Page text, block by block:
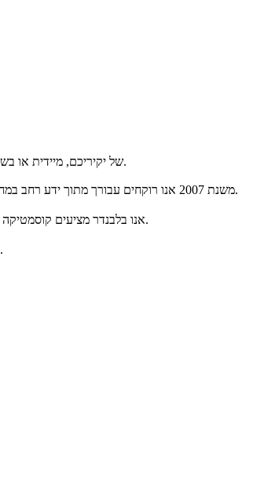
המתנה המושלמת-גיפט קארד ללבנדר- קוסמטיקה טבעית! כאן תוכלו לבחור כל סכום שתרצו, לעצב גיפט קארד אישי ומפנק, ולשלוח אותו למייל או ל-SMS של יקיריכם, מיידית או בשליחה מתוזמנת.
משנת 2007 אנו רוקחים עבורך מתוך ידע רחב במחשבה ובאהבה קוסמטיקה 100% טבעית, ידידותית לאדם ולסביבה.חומרי הגלם שלנו מגיעים הישר מהטבע - שמנים צמחיים ושמנים אתרים טהורים, צמחי מרפא ומינרלים.
אנו בלבנדר מציעים קוסמטיקה אחרת, שונה מכל מה שהכרת, המעניקה הזנה פעילה, בריאה ומלאת ניחוחות. כל המוצרים שלנו מיוצרים בעבודת יד בבית לבנדר בכרכור ומאושרים על ידי משרד הבריאות.
אנו מזמינים אותך להכיר קוסמטיקה עילית 100% טבעית הנעשית ללא פשרות - ללא חומרים משמרים, ללא תוצרי נפט, ללא חומרי ריח סינטטיים וללא נסיונות בבעלי חיים.